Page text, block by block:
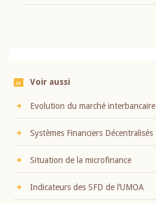
Voir aussi
Evolution du marché interbancaire
Systèmes Financiers Décentralisés
Situation de la microfinance
Indicateurs des SFD de l’UMOA